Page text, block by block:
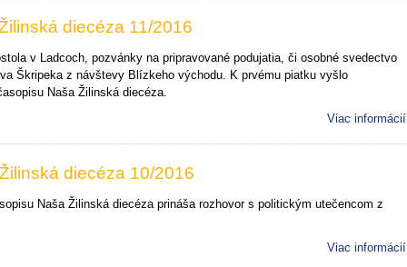
diecéza 11/2016
v Ladcoch, pozvánky na pripravované podujatia, či osobné svedectvo
Škripeka z návštevy Blízkeho východu. K prvému piatku vyšlo
Naša Žilinská diecéza.
Viac informácií
diecéza 10/2016
Naša Žilinská diecéza prináša rozhovor s politickým utečencom z
Viac informácií